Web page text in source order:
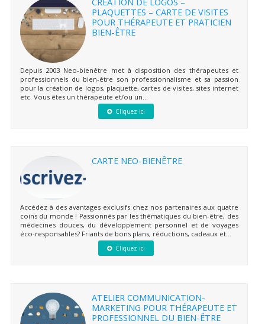
PLAQUETTES – CARTE DE VISITES
POUR THÉRAPEUTE ET PRATICIEN
BIEN-ÊTRE
Depuis 2003 Neo-bienêtre met à disposition des thérapeutes et
professionnels du bien-être son professionnalisme et sa passion
pour la création de logos, plaquette, cartes de visites, sites internet
etc. Vous êtes un thérapeute et/ou un...
Cliquez ici
CARTE NEO-BIENÊTRE
Accédez à des avantages exclusifs chez nos partenaires aux quatre
coins du monde ! Passionnés par les thématiques du bien-être, des
médecines douces, du développement personnel et de voyages
éco-responsables? Friants de bons plans, réductions, cadeaux et...
Cliquez ici
ATELIER COMMUNICATION-
MARKETING POUR THÉRAPEUTE ET
PROFESSIONNEL DU BIEN-ÊTRE